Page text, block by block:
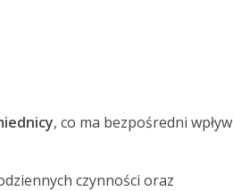
, co ma bezpośredni wpływ
czynności oraz